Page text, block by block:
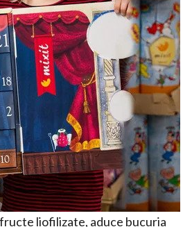
liofilizate, aduce bucuria